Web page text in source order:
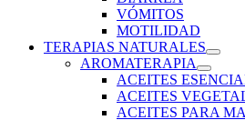
VÓMITOS
MOTILIDAD
TERAPIAS NATURALES
AROMATERAPIA
ACEITES
ACEITES
ACEITES PARA